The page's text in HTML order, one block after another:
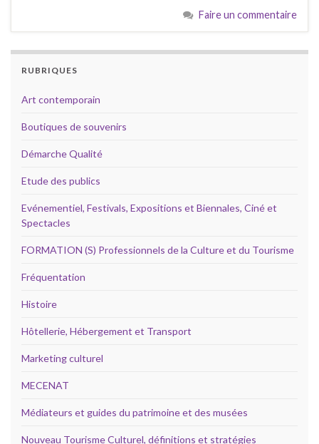
Faire un commentaire
RUBRIQUES
Art contemporain
Boutiques de souvenirs
Démarche Qualité
Etude des publics
Evénementiel, Festivals, Expositions et Biennales, Ciné et
Spectacles
FORMATION (S) Professionnels de la Culture et du Tourisme
Fréquentation
Histoire
Hôtellerie, Hébergement et Transport
Marketing culturel
MECENAT
Médiateurs et guides du patrimoine et des musées
Nouveau Tourisme Culturel, définitions et stratégies